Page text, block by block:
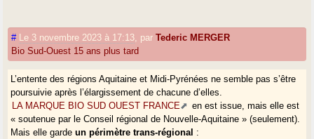
# Le 3 novembre 2023 à 17:13 parTederic MERGER
Bio Sud-Ouest 15 ans plus tard
L’entente des régions Aquitaine et Midi-Pyrénées ne semble pas s’être
poursuivie après l’élargissement de chacune d’elles.
LA MARQUE BIO SUD OUEST FRANCE
en est issue, mais elle est
« soutenue par le Conseil régional de Nouvelle-Aquitaine » (seulement).
Mais elle gardeun périmètre trans-régional :